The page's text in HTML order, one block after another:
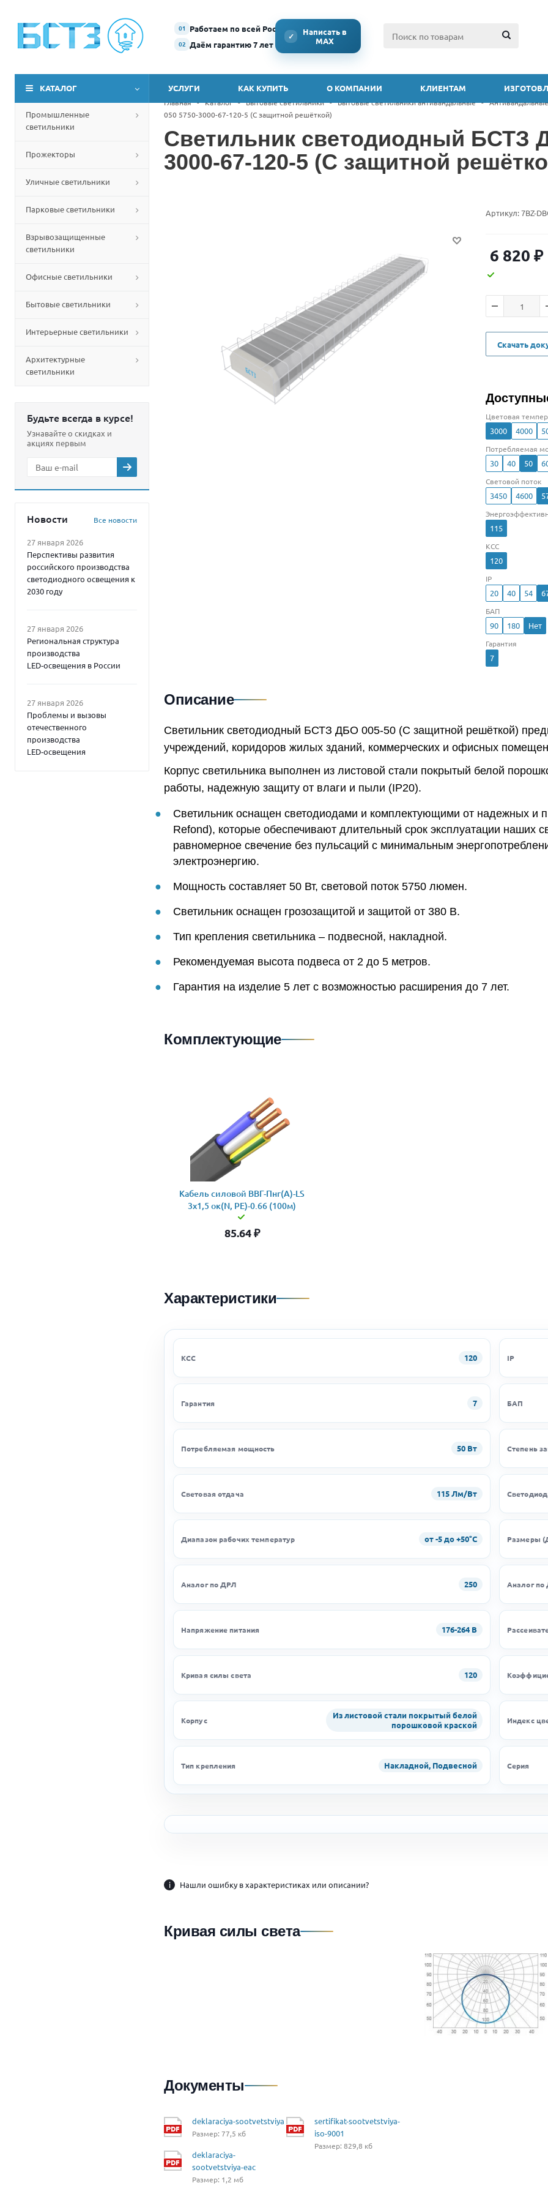
01 Работаем по всей России
02 Даём гарантию 7 лет
✓
Написать в
MAX
КАТАЛОГ УСЛУГИ КАК КУПИТЬ О КОМПАНИИ КЛИЕНТАМ
Промышленные
светильники
Прожекторы
Уличные светильники
Парковые светильники
Взрывозащищенные
светильники
Офисные светильники
Бытовые светильники
Интерьерные светильники
Архитектурные
светильники
Будьте всегда в курсе!
Узнавайте о скидках и
акциях первым
Новости Все новости
27 января 2026
Перспективы развития
российского производства
светодиодного освещения к
2030 году
27 января 2026
Региональная структура
производства
LED‑освещения в России
27 января 2026
Проблемы и вызовы
отечественного
производства
LED‑освещения
Главная - Каталог - Бытовые светильники - Бытовые светильники антивандальные -
050 5750-3000-67-120-5 (С защитной решёткой)
Светильник светодиодный БСТЗ
3000-67-120-5 (С защитной
Артикул:7BZ-
6 820 ₽
Скачать
Цветовая
3000 4000
Потребляемая
30 40 50
Световой поток
3450 4600
115
КСС
120
IP
20 40 54
БАП
90 180 Нет
Гарантия
7
Описание
Светильник светодиодный БСТЗ ДБО 005-50 (С защитной решёткой)
учреждений, коридоров жилых зданий, коммерческих и офисных
Корпус светильника выполнен из листовой стали покрытый белой
работы, надежную защиту от влаги и пыли (IP20).
Светильник оснащен светодиодами и комплектующими от надежных и
Refond), которые обеспечивают длительный срок эксплуатации наших
равномерное свечение без пульсаций с минимальным
электроэнергию.
Мощность составляет 50 Вт, световой поток 5750 люмен.
Светильник оснащен грозозащитой и защитой от 380 В.
Тип крепления светильника – подвесной, накладной.
Рекомендуемая высота подвеса от 2 до 5 метров.
Гарантия на изделие 5 лет с возможностью расширения до 7 лет.
Комплектующие
Кабель силовой ВВГ-Пнг(А)-LS
3x1,5 ок(N, PE)-0.66 (100м)
85.64₽
Характеристики
КСС 120 IP
Гарантия 7 БАП
Потребляемая мощность 50 Вт Степень
Световая отдача 115 Лм/Вт
Диапазон рабочих температур от -5 до +50°C Размеры
Аналог по ДРЛ 250 Аналог
Напряжение питания 176-264 В
Кривая силы света 120
Корпус
Из листовой стали покрытый белой
порошковой краской
Индекс
Тип крепления Накладной, Подвесной Серия
i Нашли ошибку в характеристиках или описании?
Кривая силы света
Документы
deklaraciya-sootvetstviya
Размер: 77,5 кб
deklaraciya-
sootvetstviya-eac
Размер: 1,2 мб
sertifikat-sootvetstviya-
iso-9001
Размер: 829,8 кб